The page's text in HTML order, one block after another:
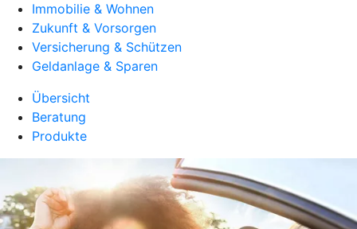
Immobilie & Wohnen
Zukunft & Vorsorgen
Versicherung & Schützen
Geldanlage & Sparen
Übersicht
Beratung
Produkte